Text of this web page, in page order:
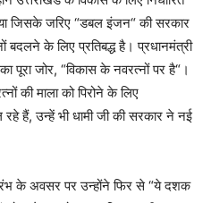
जिसके जरिए “डबल इंजन“ की सरकार
बदलने के लिए प्रतिबद्ध है। प्रधानमंत्री
पूरा जोर, “विकास के नवरत्नों पर है“।
की माला को पिरोने के लिए
हैं, उन्हें भी धामी जी की सरकार ने नई
के अवसर पर उन्होंने फिर से “ये दशक